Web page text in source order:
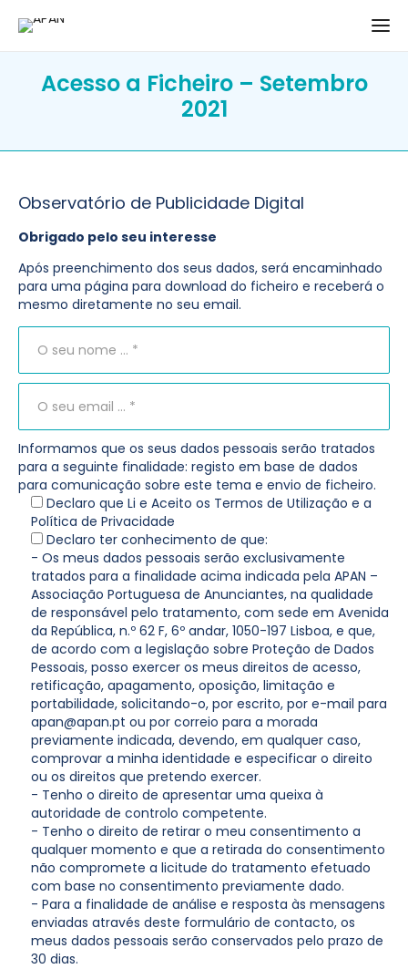
Acesso a Ficheiro – Setembro
2021
Observatório de Publicidade Digital
Obrigado pelo seu interesse
Após preenchimento dos seus dados, será encaminhado
para uma página para download do ficheiro e receberá o
mesmo diretamente no seu email.
Informamos que os seus dados pessoais serão tratados
para a seguinte finalidade: registo em base de dados
para comunicação sobre este tema e envio de ficheiro.
Declaro que Li e Aceito os Termos de Utilização e a
Política de Privacidade
Declaro ter conhecimento de que:
- Os meus dados pessoais serão exclusivamente
tratados para a finalidade acima indicada pela APAN –
Associação Portuguesa de Anunciantes, na qualidade
de responsável pelo tratamento, com sede em Avenida
da República, n.º 62 F, 6º andar, 1050-197 Lisboa, e que,
de acordo com a legislação sobre Proteção de Dados
Pessoais, posso exercer os meus direitos de acesso,
retificação, apagamento, oposição, limitação e
portabilidade, solicitando-o, por escrito, por e-mail para
apan@apan.pt ou por correio para a morada
previamente indicada, devendo, em qualquer caso,
comprovar a minha identidade e especificar o direito
ou os direitos que pretendo exercer.
- Tenho o direito de apresentar uma queixa à
autoridade de controlo competente.
- Tenho o direito de retirar o meu consentimento a
qualquer momento e que a retirada do consentimento
não compromete a licitude do tratamento efetuado
com base no consentimento previamente dado.
- Para a finalidade de análise e resposta às mensagens
enviadas através deste formulário de contacto, os
meus dados pessoais serão conservados pelo prazo de
30 dias.